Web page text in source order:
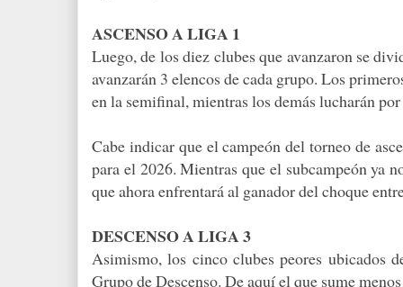
ASCENSO A LIGA 1
Luego, de los diez clubes que avanzaron se
avanzarán 3 elencos de cada grupo. Los
en la semifinal, mientras los demás lucharán
Cabe indicar que el campeón del torneo de
para el 2026. Mientras que el subcampeón ya
que ahora enfrentará al ganador del choque
DESCENSO A LIGA 3
Asimismo, los cinco clubes peores ubicados
Grupo de Descenso. De aquí el que sume